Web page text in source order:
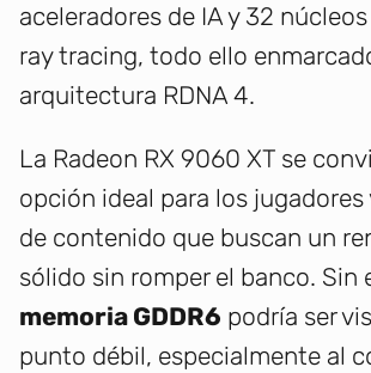
aceleradores de IA y 32
ray tracing, todo ello
arquitectura RDNA 4.
La Radeon RX 9060 XT se
opción ideal para los jugadores
de contenido que buscan un
sólido sin romper el banco. Sin
memoria GDDR6 podría ser
punto débil, especialmente al